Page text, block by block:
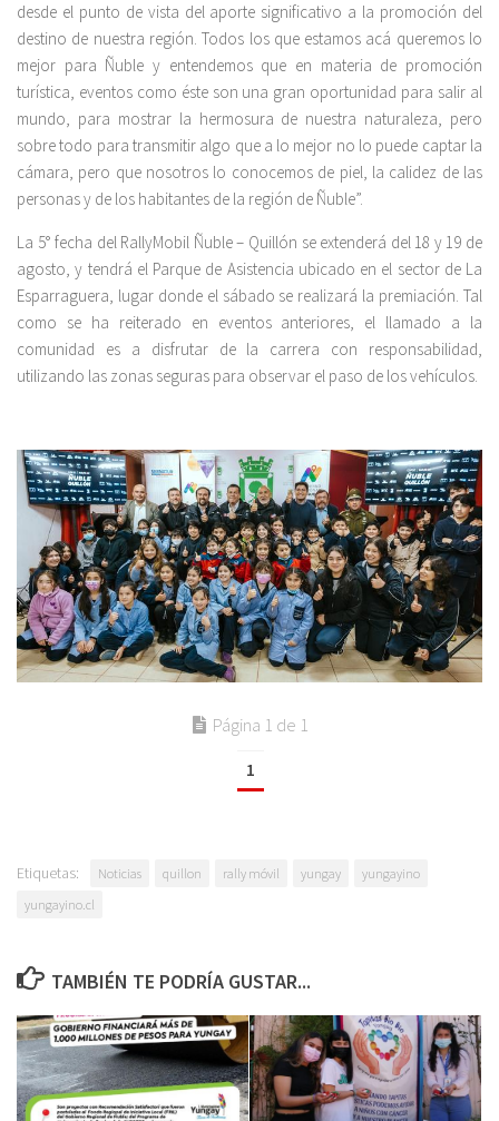
desde el punto de vista del aporte significativo a la promoción del
destino de nuestra región. Todos los que estamos acá queremos lo
mejor para Ñuble y entendemos que en materia de promoción
turística, eventos como éste son una gran oportunidad para salir al
mundo, para mostrar la hermosura de nuestra naturaleza, pero
sobre todo para transmitir algo que a lo mejor no lo puede captar la
cámara, pero que nosotros lo conocemos de piel, la calidez de las
personas y de los habitantes de la región de Ñuble”.
La 5° fecha del RallyMobil Ñuble – Quillón se extenderá del 18 y 19 de
agosto, y tendrá el Parque de Asistencia ubicado en el sector de La
Esparraguera, lugar donde el sábado se realizará la premiación. Tal
como se ha reiterado en eventos anteriores, el llamado a la
comunidad es a disfrutar de la carrera con responsabilidad,
utilizando las zonas seguras para observar el paso de los vehículos.
Página 1 de 1
1
Etiquetas: Noticias quillon rally móvil yungay
yungayino
yungayino.cl
TAMBIÉN TE PODRÍA GUSTAR...